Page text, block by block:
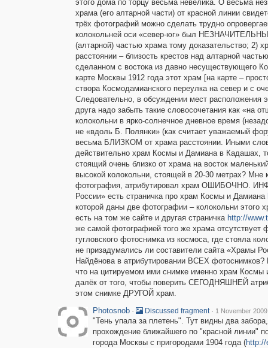
этого дома по торцу весьма невелика. О весьма
храма (его алтарной части) от красной линии
трёх фотографий можно сделать трудно
колокольней оси «север-юг» был
(алтарной) частью храма тому доказательство;
расстоянии – близость крестов над алтарной
сделанном с востока из давно несуществующего
карте Москвы 1912 года этот храм [на карте –
створа Космодамианского переулка на север и с
Следовательно, в обсуждении мест расположения
друга надо забыть такие словосочетания как «на
колокольни в ярко-солнечное дневное время
не «вдоль Б. Полянки» (как считает уважаемый
весьма БЛИЗКОМ от храма расстоянии. Иными
действительно храм Космы и Дамиана в Кадашах,
стоящий очень близко от храма на восток
высокой колокольни, стоящей в 20-30 метрах? Мне
фотография, атрибутировал храм ОШИБОЧНО.
России» есть страничка про храм Космы и Дамиана
которой даны две фотографии – колокольни
есть на том же сайте и другая страничка http://
же самой фотографией того же храма отсутствует
гугловского фотоснимка из космоса, где стояла
не призадумались ли составители сайта «Храмы
Найдёнова в атрибутировании ВСЕХ
что на цитируемом ими снимке именно храм
далёк от того, чтобы поверить СЕГОДНЯШНЕЙ
этом снимке ДРУГОЙ храм.
Photosnob · Discussed fragment · 1 November
"Тень упала за плетень". Тут видны два
прохождение ближайшего по "красной линии"
города Москвы с пригородами 1904 года (http://